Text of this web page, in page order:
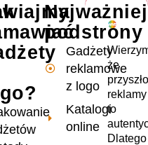
że
reklamy
to
Dlatego
podstrony
Gadżety
reklamowe
z logo
Katalogi
online